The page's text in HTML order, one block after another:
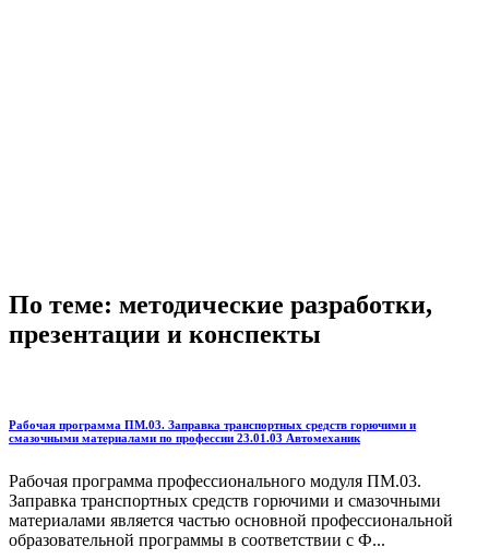
По теме: методические разработки,
презентации и конспекты
Рабочая программа ПМ.03. Заправка транспортных средств горючими и
смазочными материалами по профессии 23.01.03 Автомеханик
Рабочая программа профессионального модуля ПМ.03.
Заправка транспортных средств горючими и смазочными
материалами является частью основной профессиональной
образовательной программы в соответствии с Ф...